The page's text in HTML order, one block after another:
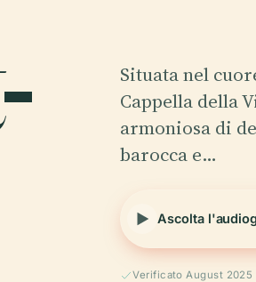
Situata nel
Cappella della
armoniosa di
barocca e…
Ascolta
Verificato August 2025